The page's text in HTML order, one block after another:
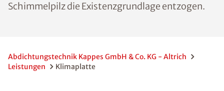
Schimmelpilz die Existenzgrundlage entzogen.
Abdichtungstechnik Kappes GmbH & Co. KG - Altrich
Leistungen
Klimaplatte